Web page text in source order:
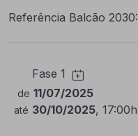
Referência Balcão 2030:
Fase 1
de 11/07/2025
até 30/10/2025, 17:00h